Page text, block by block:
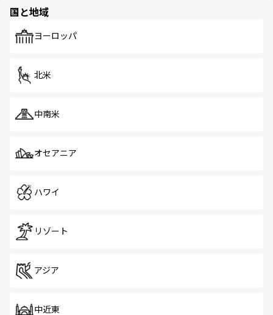
で、ホーカーズは地元の風情を楽しめる外せないスポット
国と地域
ヨーロッパ
北米
中南米
オセアニア
ハワイ
リゾート
アジア
中近東